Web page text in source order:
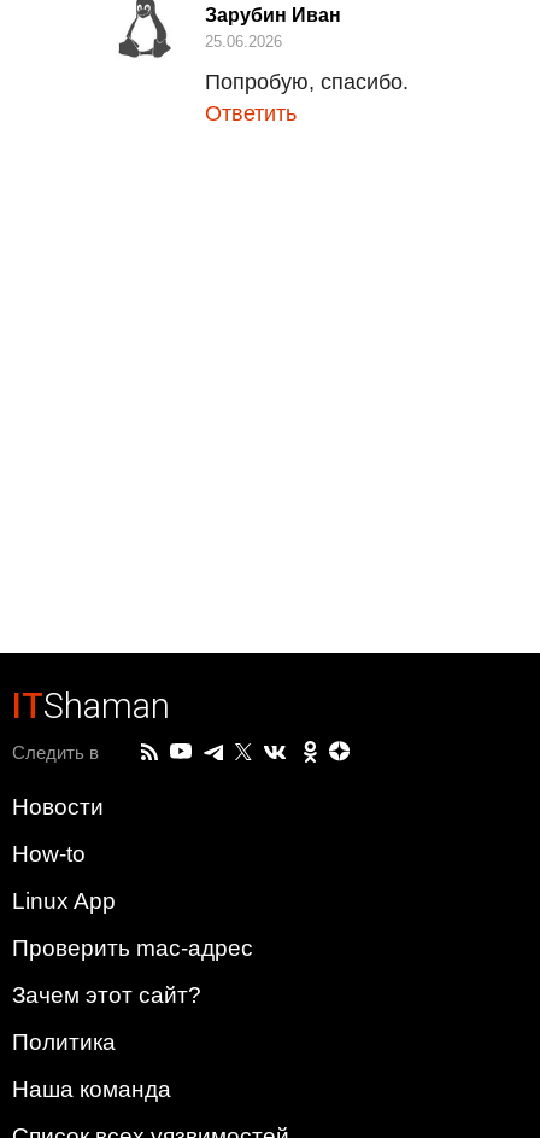
Зарубин Иван
25.06.2026
Попробую, спасибо.
Ответить
ITShaman
Следить в
Новости
How-to
Linux App
Проверить mac-адрес
Зачем этот сайт?
Политика
Наша команда